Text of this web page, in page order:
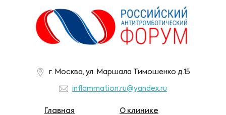
г. Москва, ул. Маршала Тимошенко д.15
inflammation.ru@yandex.ru
Главная О клинике